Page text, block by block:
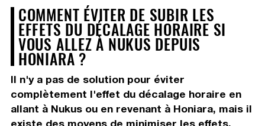
COMMENT ÉVITER DE SUBIR LES
EFFETS DU DÉCALAGE HORAIRE SI
VOUS ALLEZ À NUKUS DEPUIS
HONIARA ?
Il n'y a pas de solution pour éviter
complètement l'effet du décalage horaire en
allant à Nukus ou en revenant à Honiara, mais il
existe des moyens de minimiser les effets,